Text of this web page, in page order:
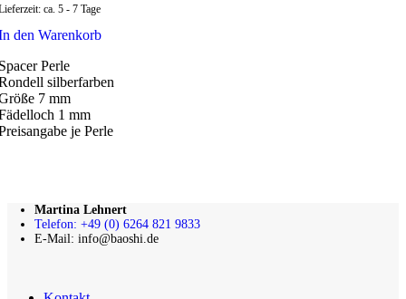
ca. 5 - 7 Tage
den Warenkorb
Perle
silberfarben
7 mm
1 mm
je Perle
Martina Lehnert
Telefon: +49 (0) 6264 821 9833
E-Mail: info@baoshi.de